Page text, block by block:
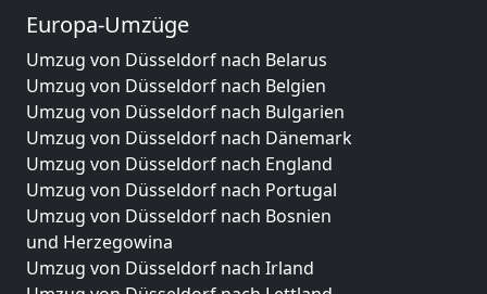
Europa-Umzüge
Umzug von Düsseldorf nach Belarus
Umzug von Düsseldorf nach Belgien
Umzug von Düsseldorf nach Bulgarien
Umzug von Düsseldorf nach Dänemark
Umzug von Düsseldorf nach England
Umzug von Düsseldorf nach Portugal
Umzug von Düsseldorf nach Bosnien
und Herzegowina
Umzug von Düsseldorf nach Irland